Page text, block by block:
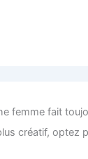
femme fait
créatif, optez